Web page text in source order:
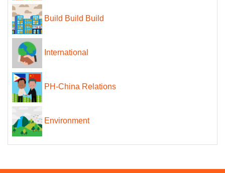
Build Build Build
International
PH-China Relations
Environment